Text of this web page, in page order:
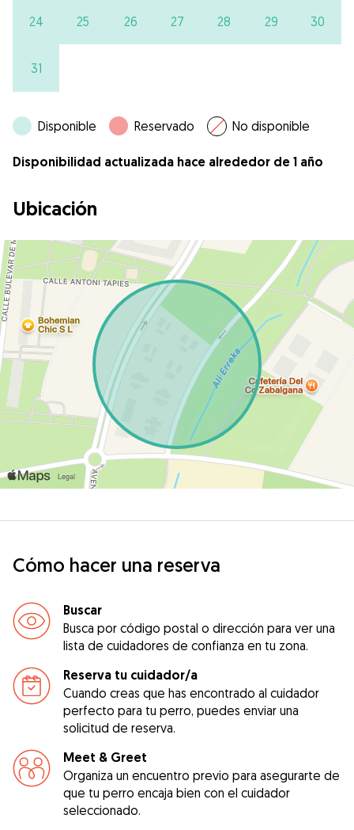
24 25 26 27 28 29 30
31
Disponible Reservado No disponible
Disponibilidad actualizada hace alrededor de 1 año
Ubicación
Cómo hacer una reserva
Buscar
Busca por código postal o dirección para ver una
lista de cuidadores de confianza en tu zona.
Reserva tu cuidador/a
Cuando creas que has encontrado al cuidador
perfecto para tu perro, puedes enviar una
solicitud de reserva.
Meet & Greet
Organiza un encuentro previo para asegurarte de
que tu perro encaja bien con el cuidador
seleccionado.